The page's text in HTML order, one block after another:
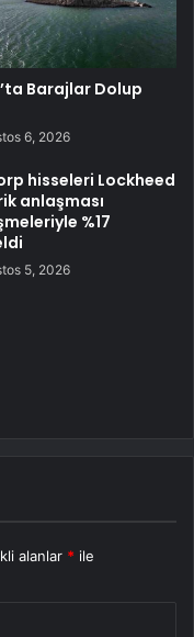
Barajlar Dolup
6, 2026
hisseleri Lockheed
anlaşması
%17
5, 2026
alanlar * ile